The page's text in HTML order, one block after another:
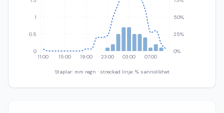
11:00 15:00 19:00 23:00 03:00 07:00
0
0.5
1
0%
25%
50%
Staplar: mm regn · streckad linje: % sannolikhet